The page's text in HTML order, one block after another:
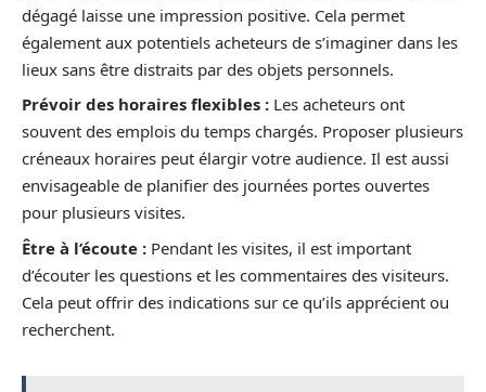
dégagé laisse une impression positive. Cela permet
également aux potentiels acheteurs de s’imaginer dans les
lieux sans être distraits par des objets personnels.
Prévoir des horaires flexibles : Les acheteurs ont
souvent des emplois du temps chargés. Proposer plusieurs
créneaux horaires peut élargir votre audience. Il est aussi
envisageable de planifier des journées portes ouvertes
pour plusieurs visites.
Être à l’écoute : Pendant les visites, il est important
d’écouter les questions et les commentaires des visiteurs.
Cela peut offrir des indications sur ce qu’ils apprécient ou
recherchent.